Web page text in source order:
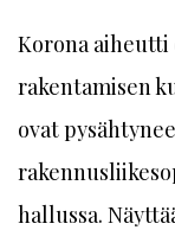
Korona aiheutti
rakentamisen
ovat
hallussa.